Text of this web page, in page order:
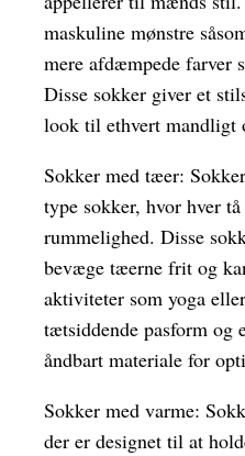
maskuline mønstre
mere afdæmpede farver
Disse sokker giver et
look til ethvert mandligt
Sokker med tæer:
type sokker, hvor hver
rummelighed. Disse
bevæge tæerne frit og
aktiviteter som yoga
tætsiddende pasform og
åndbart materiale for
Sokker med varme:
der er designet til at